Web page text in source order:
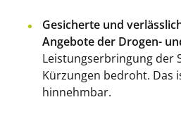
Gesicherte und
Angebote der Drogen-
Leistungserbringung der
Kürzungen bedroht. Das
hinnehmbar.